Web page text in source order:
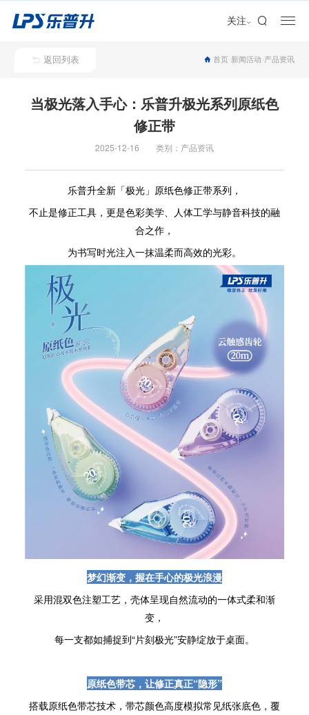
关注
加盟合作
返回列表 首页 新闻活动 产品资讯
当极光落入手心：乐普升极光系列原纸色
修正带
2025-12-16 类别：产品资讯
乐普升全新「极光」原纸色修正带系列，
不止是修正工具，更是色彩美学、人体工学与静音科技的融
合之作，
为书写时光注入一抹温柔而高效的光彩。
梦幻渐变，握在手心的极光浪漫
采用混双色注塑工艺，壳体呈现自然流动的一体式柔和渐
变，
每一支都如捕捉到“片刻极光”安静绽放于桌面。
原纸色带芯，让修正真正“隐形”
搭载原纸色带芯技术，带芯颜色高度模拟常见纸张底色，覆